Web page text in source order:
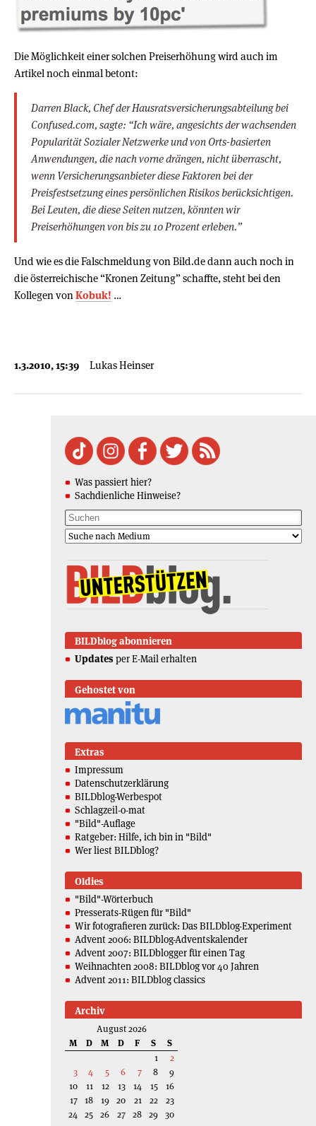
Die Möglichkeit einer solchen Preiserhöhung wird auch im
Artikel noch einmal betont:
Darren Black, Chef der Hausratsversicherungsabteilung bei
Confused.com, sagte: “Ich wäre, angesichts der wachsenden
Popularität Sozialer Netzwerke und von Orts-basierten
Anwendungen, die nach vorne drängen, nicht überrascht,
wenn Versicherungsanbieter diese Faktoren bei der
Preisfestsetzung eines persönlichen Risikos berücksichtigen.
Bei Leuten, die diese Seiten nutzen, könnten wir
Preiserhöhungen von bis zu 10 Prozent erleben.”
Und wie es die Falschmeldung von Bild.de dann auch noch in
die österreichische “Kronen Zeitung” schaffte, steht bei den
Kollegen von Kobuk! …
1.3.2010, 15:39 Lukas Heinser
Was passiert hier?
Sachdienliche Hinweise?
BILDblog abonnieren
Updates per E-Mail erhalten
Gehostet von
Extras
Impressum
Datenschutzerklärung
BILDblog-Werbespot
Schlagzeil-o-mat
"Bild"-Auflage
Ratgeber: Hilfe, ich bin in "Bild"
Wer liest BILDblog?
Oldies
"Bild"-Wörterbuch
Presserats-Rügen für "Bild"
Wir fotografieren zurück: Das BILDblog-Experiment
Advent 2006: BILDblog-Adventskalender
Advent 2007: BILDblogger für einen Tag
Weihnachten 2008: BILDblog vor 40 Jahren
Advent 2011: BILDblog classics
Archiv
August 2026
M
D M D F S
S
1
2
3
4 5 6 7 8
9
10
11 12 13 14 15
16
17 18 19 20 21 22
23
24 25 26 27 28 29 30